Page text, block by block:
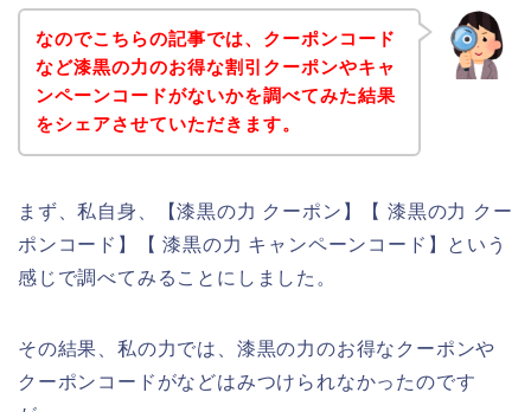
なのでこちらの記事では、クーポンコード
など漆黒の力のお得な割引クーポンやキャ
ンペーンコードがないかを調べてみた結果
をシェアさせていただきます。
まず、私自身、【漆黒の力 クーポン】【 漆黒の力 クー
ポンコード】【 漆黒の力 キャンペーンコード】という
感じで調べてみることにしました。
その結果、私の力では、漆黒の力のお得なクーポンや
クーポンコードがなどはみつけられなかったのです